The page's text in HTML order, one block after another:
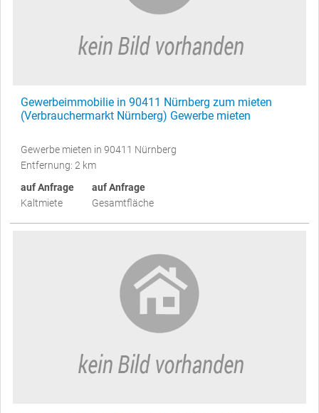
Gewerbeimmobilie in 90411 Nürnberg zum mieten
(Verbrauchermarkt Nürnberg) Gewerbe mieten
Gewerbe mieten in 90411 Nürnberg
Entfernung: 2 km
auf Anfrage
Kaltmiete
auf Anfrage
Gesamtfläche